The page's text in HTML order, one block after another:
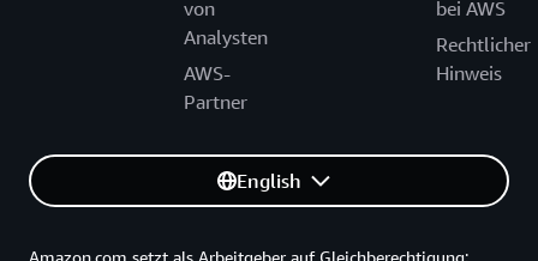
von
Analysten
AWS-
Partner
bei AWS
Rechtlicher
Hinweis
English
Amazon.com setzt als Arbeitgeber auf Gleichberechtigung: